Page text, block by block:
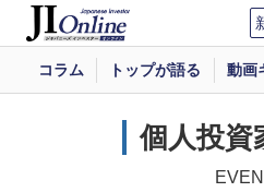
コラム トップが語る 動画
個人投資